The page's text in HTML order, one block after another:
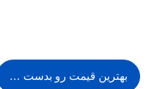
بهترین قیمت رو بدست بیار